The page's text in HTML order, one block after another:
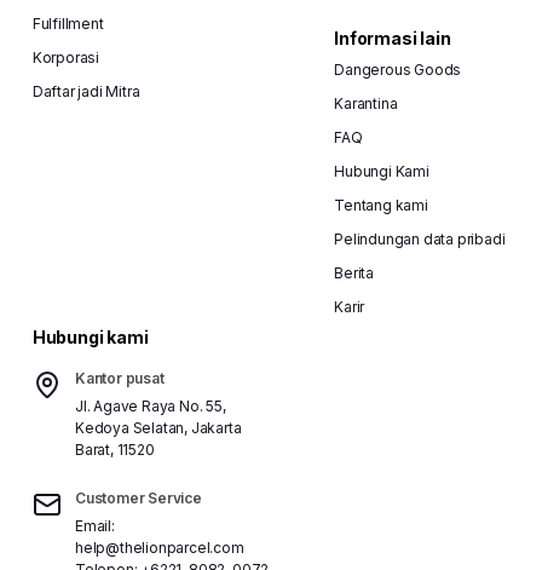
Fulfillment
Korporasi
Daftar jadi Mitra
Informasi lain
Dangerous Goods
Karantina
FAQ
Hubungi Kami
Tentang kami
Pelindungan data pribadi
Berita
Karir
Hubungi kami
Kantor pusat
Jl. Agave Raya No. 55,
Kedoya Selatan, Jakarta
Barat, 11520
Customer Service
Email:
help@thelionparcel.com